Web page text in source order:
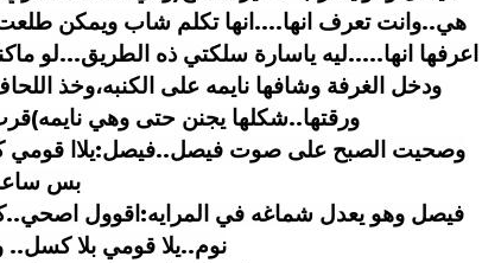
هي..وانت تعرف انها....انها تكلم شاب ويمكن
اعرفها انها.....ليه ياسارة سلكتي ذه الطريق...لو
ودخل الغرفة وشافها نايمه على الكنبه،وخذ
ورقتها..شكلها يجنن حتى وهي
وصحيت الصبح على صوت فيصل..فيصل:يلاا قومي
بس
فيصل وهو يعدل شماغه في المرايه:اقوول
نوم..يلا قومي بلا